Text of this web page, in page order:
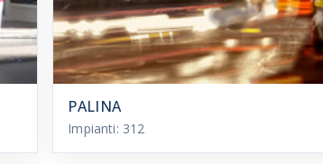
PALINA
Impianti: 312